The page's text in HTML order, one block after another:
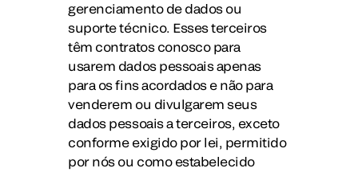
gerenciamento de dados ou
suporte técnico. Esses terceiros
têm contratos conosco para
usarem dados pessoais apenas
para os fins acordados e não para
venderem ou divulgarem seus
dados pessoais a terceiros, exceto
conforme exigido por lei, permitido
por nós ou como estabelecido